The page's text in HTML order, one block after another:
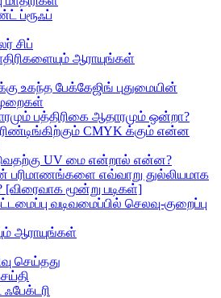
ப்ரூஃப்
சிப்
ஆராயுங்கள்
உகந்த பேக்கேஜிங் புதுமையின்
பத்திரிகை ஆதாரமும் ஒன்றா?
CMYK க்கும் என்ன
UV மை என்றால் என்ன?
பரிமாணங்களை எவ்வாறு துல்லியமாக
[விரைவாக மூன்று படிகள்]
வடிவமைப்பில் செலவு-குறைப்பு
ஆராயுங்கள்
செய்தது